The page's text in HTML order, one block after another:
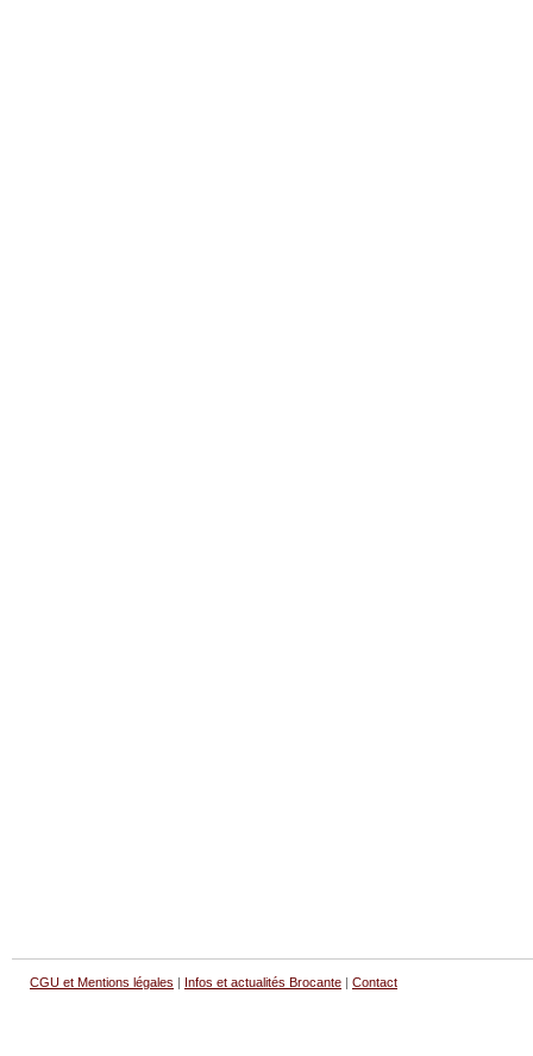
CGU et Mentions légales | Infos et actualités Brocante | Contact